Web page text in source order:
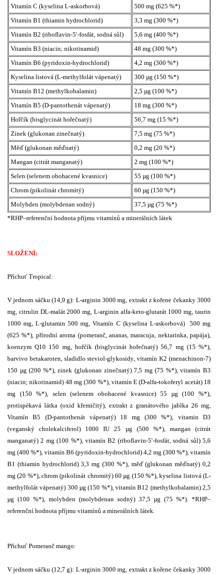
Vitamín C (kyselina L-askorbová)
500 mg (625 %*)
Vitamín B1 (thiamin hydrochlorid)
3,3 mg (300 %*)
Vitamín B2 (riboflavin-5′-fosfát, sodná sůl)
5,6 mg (400 %*)
Vitamín B3 (niacin; nikotinamid)
48 mg (300 %*)
Vitamín B6 (pyridoxin-hydrochlorid)
4,2 mg (300 %*)
Kyselina listová (L-methylfolát vápenatý)
300 µg (150 %*)
Vitamín B12 (methylkobalamin)
2,5 µg (100 %*)
Vitamín B5 (D-pantothenát vápenatý)
18 mg (300 %*)
Hořčík (bisglycinát hořečnatý)
56,7 mg (15 %*)
Zinek (glukonan zinečnatý)
7,5 mg (75 %*)
Měď (glukonan měďnatý)
0,2 mg (20 %*)
Mangan (citrát manganatý)
2 mg (100 %*)
Selen (selenem obohacené kvasnice)
55 µg (100 %*)
Chrom (pikolinát chromitý)
60 µg (150 %*)
Molybden (molybdenan sodný)
37,5 µg (75 %*)
*RHP–referenční hodnota příjmu vitamínů a minerálních látek
SLOŽENÍ:
Příchuť Tropical:
V jednom sáčku (14,9 g): L-arginin 3000 mg, extrakt z kořene čekanky 3000
mg, citrulin DL-malát 2000 mg, L-arginin alfa-keto-glutarát 1000 mg, taurin
1000 mg, L-glutamin 500 mg, Vitamín C (kyselina L-askorbová) 500 mg
(625 %*), přírodní aroma (pomeranč, ananas, maracuja, nektarinka, papája),
koenzym Q10 150 mg, hořčík (bisglycinát hořečnatý) 56,7 mg (15 %*),
barvivo betakaroten, sladidlo steviol-glykosidy, vitamín K2 (menachinon-7)
150 µg (200 %*), zinek (glukonan zinečnatý) 7,5 mg (75 %*), vitamín B3
(niacin; nikotinamid) 48 mg (300 %*), vitamín E (D-alfa-tokoferyl acetát) 18
mg (150 %*), selen (selenem obohacené kvasnice) 55 µg (100 %*),
protispékavá látka (oxid křemičitý), extrakt z granátového jablka 26 mg,
Vitamín B5 (D-pantothenát vápenatý) 18 mg (300 %*), vitamin D3
(veganský cholekalciferol) 1000 IU 25 µg (500 %*), mangan (citrát
manganatý) 2 mg (100 %*), vitamín B2 (riboflavin-5′-fosfát, sodná sůl) 5,6
mg (400 %*), vitamín B6 (pyridoxin-hydrochlorid) 4,2 mg (300 %*), vitamín
B1 (thiamin hydrochlorid) 3,3 mg (300 %*), měď (glukonan měďnatý) 0,2
mg (20 %*), chrom (pikolinát chromitý) 60 µg (150 %*), kyselina listová (L-
methylfolát vápenatý) 300 µg (150 %*), vitamín B12 (methylkobalamin) 2,5
µg (100 %*), molybden (molybdenan sodný) 37,5 µg (75 %*). *RHP–
referenční hodnota příjmu vitamínů a minerálních látek.
Příchuť Pomeranč mango:
V jednom sáčku (12,7 g): L-arginin 3000 mg, extrakt z kořene čekanky 3000